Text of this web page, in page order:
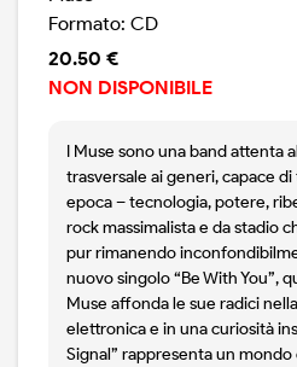
Formato: CD
20.50 €
NON DISPONIBILE
I Muse sono una band attenta
trasversale ai generi, capace
epoca – tecnologia, potere,
rock massimalista e da stadio
pur rimanendo
nuovo singolo “Be With You”,
Muse affonda le sue radici
elettronica e in una curiosità
Signal” rappresenta un